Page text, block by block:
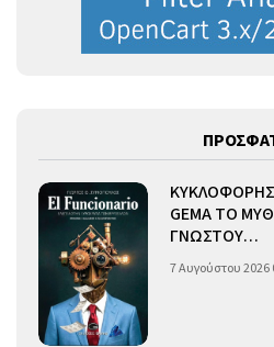
GEMA ΤΟ
ΓΝΩΣΤΟΥ…
7 Αυγούστου 2026